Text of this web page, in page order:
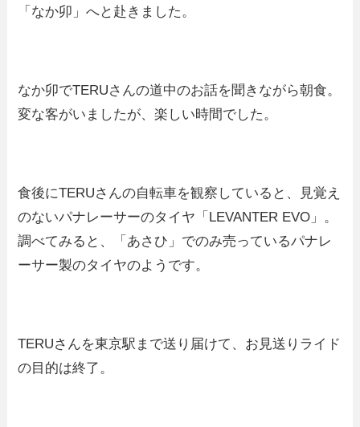
「なか卯」へと赴きました。
なか卯でTERUさんの道中のお話を聞きながら朝食。
変な客がいましたが、楽しい時間でした。
食後にTERUさんの自転車を観察していると、見覚え
のないパナレーサーのタイヤ「LEVANTER EVO」。
調べてみると、「あさひ」でのみ売っているパナレ
ーサー製のタイヤのようです。
TERUさんを東京駅まで送り届けて、お見送りライド
の目的は終了。